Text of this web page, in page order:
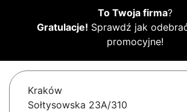
To Twoja firma?
Gratulacje! Sprawdź jak
promocyjne!
Kraków
Sołtysowska 23A/310